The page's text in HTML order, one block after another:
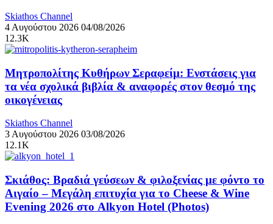
Skiathos Channel
4 Αυγούστου 2026 04/08/2026
12.3K
Μητροπολίτης Κυθήρων Σεραφείμ: Ενστάσεις για
τα νέα σχολικά βιβλία & αναφορές στον θεσμό της
οικογένειας
Skiathos Channel
3 Αυγούστου 2026 03/08/2026
12.1K
Σκιάθος: Βραδιά γεύσεων & φιλοξενίας με φόντο το
Αιγαίο – Μεγάλη επιτυχία για το Cheese & Wine
Evening 2026 στο Alkyon Hotel (Photos)